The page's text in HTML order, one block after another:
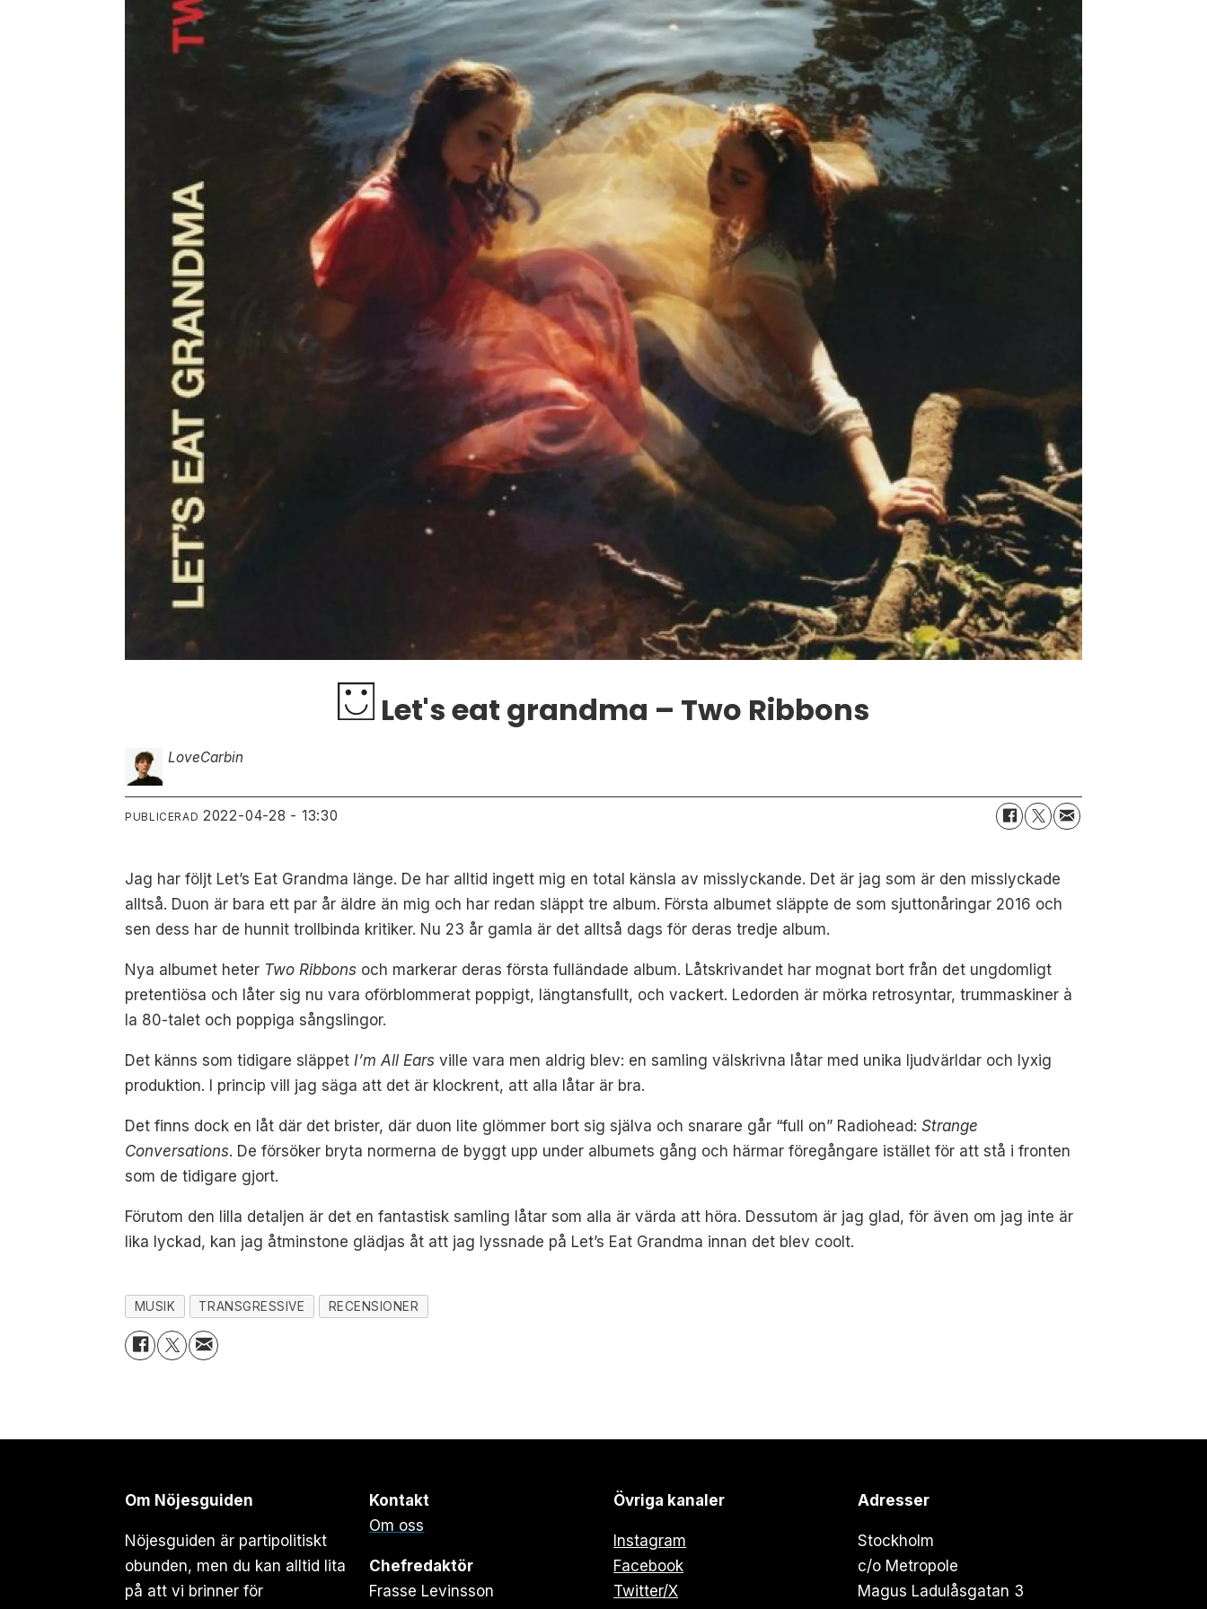
Let's eat grandma – Two Ribbons
LoveCarbin
PUBLICERAD 2022-04-28 - 13:30
Jag har följt Let’s Eat Grandma länge. De har alltid ingett mig en total känsla av misslyckande. Det är jag som är den misslyckade
alltså. Duon är bara ett par år äldre än mig och har redan släppt tre album. Första albumet släppte de som sjuttonåringar 2016 och
sen dess har de hunnit trollbinda kritiker. Nu 23 år gamla är det alltså dags för deras tredje album.
Nya albumet heter Two Ribbons och markerar deras första fulländade album. Låtskrivandet har mognat bort från det ungdomligt
pretentiösa och låter sig nu vara oförblommerat poppigt, längtansfullt, och vackert. Ledorden är mörka retrosyntar, trummaskiner à
la 80-talet och poppiga sångslingor.
Det känns som tidigare släppet I’m All Earsville vara men aldrig blev: en samling välskrivna låtar med unika ljudvärldar och lyxig
produktion. I princip vill jag säga att det är klockrent, att alla låtar är bra.
Det finns dock en låt där det brister, där duon lite glömmer bort sig själva och snarare går “full on” Radiohead:Strange
Conversations. De försöker bryta normerna de byggt upp under albumets gång och härmar föregångare istället för att stå i fronten
som de tidigare gjort.
Förutom den lilla detaljen är det en fantastisk samling låtar som alla är värda att höra. Dessutom är jag glad, för även om jag inte är
lika lyckad, kan jag åtminstone glädjas åt att jag lyssnade på Let’s Eat Grandma innan det blev coolt.
MUSIK TRANSGRESSIVE RECENSIONER
Om Nöjesguiden
Nöjesguiden är partipolitiskt
obunden, men du kan alltid lita
på att vi brinner för
Kontakt
Om oss
Chefredaktör
Frasse Levinsson
Övriga kanaler
Instagram
Facebook
Twitter/X
Adresser
Stockholm
c/o Metropole
Magus Ladulåsgatan 3